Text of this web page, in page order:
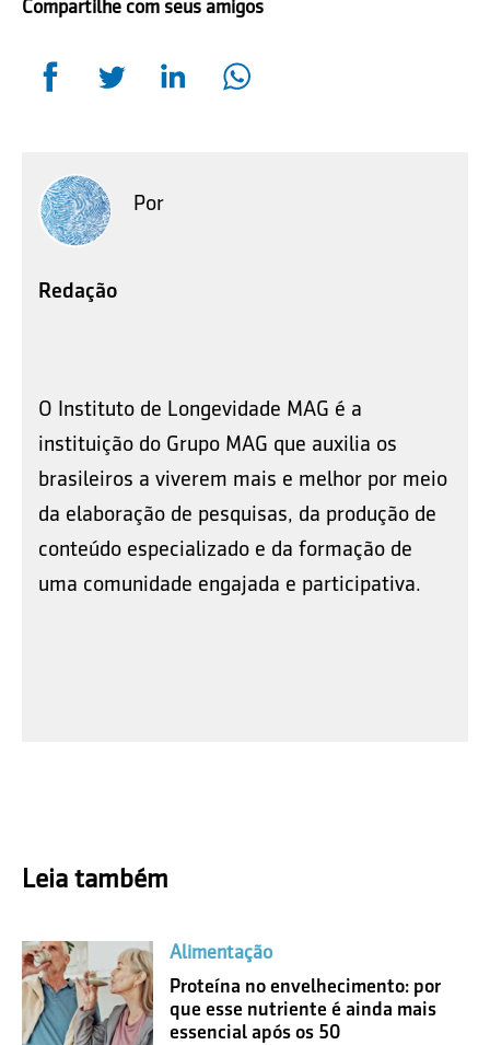
Compartilhe com seus amigos
Por
Redação
O Instituto de Longevidade MAG é a
instituição do Grupo MAG que auxilia os
brasileiros a viverem mais e melhor por meio
da elaboração de pesquisas, da produção de
conteúdo especializado e da formação de
uma comunidade engajada e participativa.
Leia também
Alimentação
Proteína no envelhecimento: por
que esse nutriente é ainda mais
essencial após os 50